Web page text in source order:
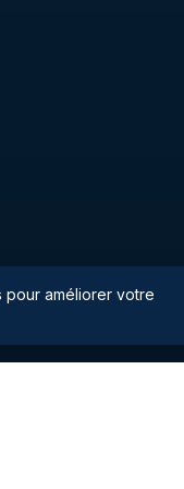
pour améliorer votre